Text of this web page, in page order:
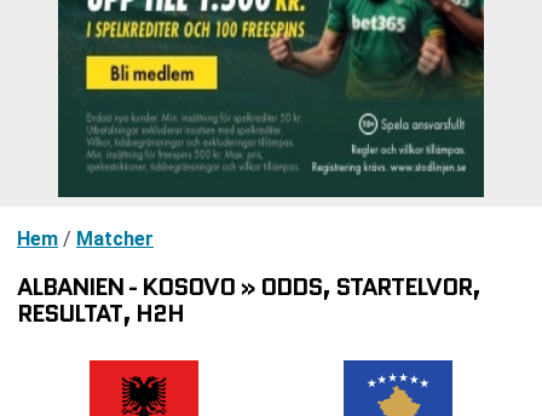
Hem / Matcher
ALBANIEN - KOSOVO » ODDS, STARTELVOR,
RESULTAT, H2H